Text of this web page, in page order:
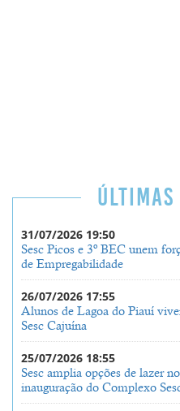
31/07/2026 19:50
Sesc Picos e 3º BEC unem
de Empregabilidade
26/07/2026 17:55
Alunos de Lagoa do Piauí
Sesc Cajuína
25/07/2026 18:55
Sesc amplia opções de lazer
inauguração do Complexo